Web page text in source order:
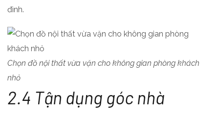
đình.
Chọn đồ nội thất vừa vặn cho không gian phòng khách
nhỏ
2.4 Tận dụng góc nhà